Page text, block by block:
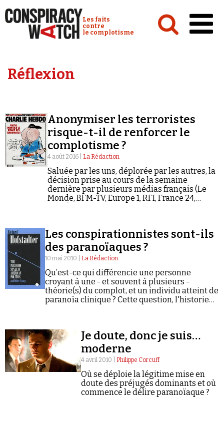
Conspiracy Watch :
Les faits
contre
le complotisme
Analyses
Vidéos
Émissions
Revues de presse
Faire un don
Demander à Vera
Réflexion
Anonymiser les terroristes
risque-t-il de renforcer le
complotisme ?
4 août 2016 | La Rédaction
Saluée par les uns, déplorée par les autres, la
décision prise au cours de la semaine
dernière par plusieurs médias français (Le
Monde, BFM-TV, Europe 1, RFI, France 24,
Les conspirationnistes sont-ils
des paranoïaques ?
10 mai 2010 | La Rédaction
Qu’est-ce qui différencie une personne
croyant à une - et souvent à plusieurs -
théorie(s) du complot, et un individu atteint de
paranoïa clinique ? Cette question, l'historien
Je doute, donc je suis…
moderne
4 avril 2010 | Philippe Corcuff
Où se déploie la légitime mise en
doute des préjugés dominants et où
commence le délire paranoïaque ?